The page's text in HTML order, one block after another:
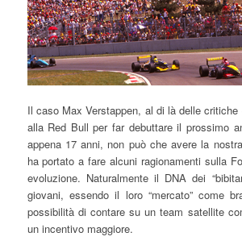
Il caso Max Verstappen, al di là delle
alla Red Bull per far debuttare il prossimo
appena 17 anni, non può che avere la
ha portato a fare alcuni ragionamenti sulla
evoluzione. Naturalmente il DNA dei
giovani, essendo il loro “mercato” come
possibilità di contare su un team satellite
un incentivo maggiore.